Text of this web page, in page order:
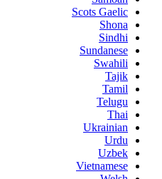
Scots Gaelic
Shona
Sindhi
Sundanese
Swahili
Tajik
Tamil
Telugu
Thai
Ukrainian
Urdu
Uzbek
Vietnamese